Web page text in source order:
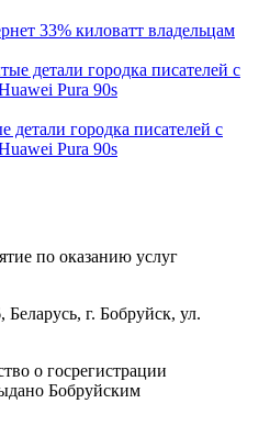
33% киловатт владельцам
городка писателей с
Pura 90s
по оказанию услуг
Беларусь, г. Бобруйск, ул.
о госрегистрации
Бобруйским